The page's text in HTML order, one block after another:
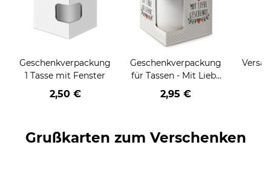
Geschenkverpackung
1 Tasse mit Fenster
2,50 €
Geschenkverpackung
für Tassen - Mit Liebe
geschenkt
2,95 €
Grußkarten zum Verschenken